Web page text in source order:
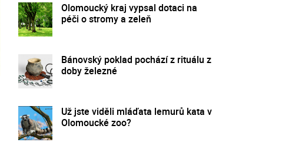
Olomoucký kraj vypsal dotaci na
péči o stromy a zeleň
Bánovský poklad pochází z rituálu z
doby železné
Už jste viděli mláďata lemurů kata v
Olomoucké zoo?